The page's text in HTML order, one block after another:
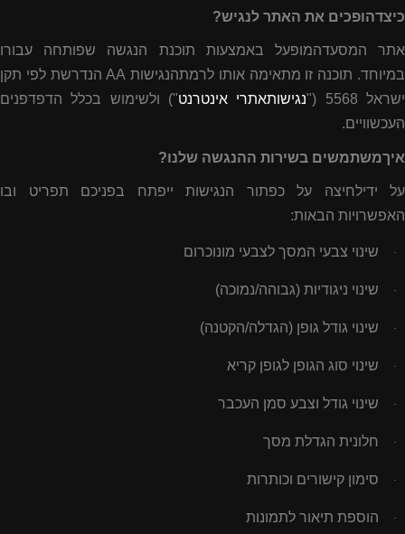
כיצדהופכים את האתר לנגיש?
אתר המסעדהמופעל באמצעות תוכנת הנגשה שפותחה עבורו
במיוחד. תוכנה זו מתאימה אותו לרמתהנגישות AAהנדרשת לפי תקן
ישראל 5568 ("
נגישותאתרי אינטרנט") ולשימוש בכלל הדפדפנים
העכשוויים.
איךמשתמשים בשירות ההנגשה שלנו?
על ידילחיצה על כפתור הנגישות ייפתח בפניכם תפריט ובו
האפשרויות הבאות:
· שינוי צבעי המסך לצבעי מונוכרום
· שינוי ניגודיות (גבוהה/נמוכה)
· שינוי גודל גופן (הגדלה/הקטנה)
· שינוי סוג הגופן לגופן קריא
· שינוי גודל וצבע סמן העכבר
· חלונית הגדלת מסך
· סימון קישורים וכותרות
· הוספת תיאור לתמונות